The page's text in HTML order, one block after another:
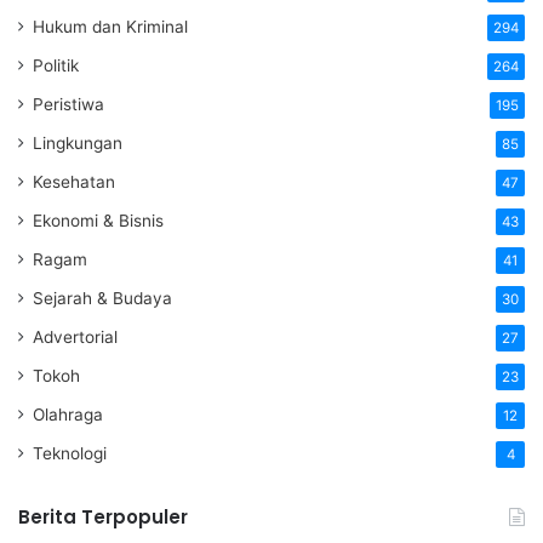
Hukum dan Kriminal 294
Politik 264
Peristiwa 195
Lingkungan 85
Kesehatan 47
Ekonomi & Bisnis 43
Ragam 41
Sejarah & Budaya 30
Advertorial 27
Tokoh 23
Olahraga 12
Teknologi 4
Berita Terpopuler